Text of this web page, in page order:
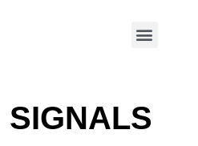
SIGNALS